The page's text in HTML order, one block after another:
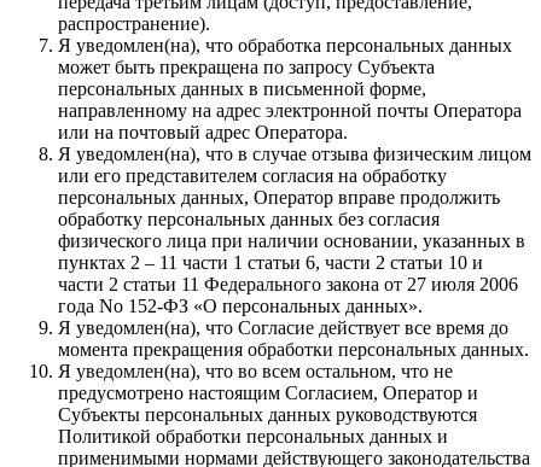
распространение).
Я уведомлен(на), что обработка персональных данных
может быть прекращена по запросу Субъекта
персональных данных в письменной форме,
направленному на адрес электронной почты Оператора
или на почтовый адрес Оператора.
Я уведомлен(на), что в случае отзыва физическим лицом
или его представителем согласия на обработку
персональных данных, Оператор вправе продолжить
обработку персональных данных без согласия
физического лица при наличии основании, указанных в
пунктах 2 – 11 части 1 статьи 6, части 2 статьи 10 и
части 2 статьи 11 Федерального закона от 27 июля 2006
года No 152-ФЗ «О персональных данных».
Я уведомлен(на), что Согласие действует все время до
момента прекращения обработки персональных данных.
Я уведомлен(на), что во всем остальном, что не
предусмотрено настоящим Согласием, Оператор и
Субъекты персональных данных руководствуются
Политикой обработки персональных данных и
применимыми нормами действующего законодательства